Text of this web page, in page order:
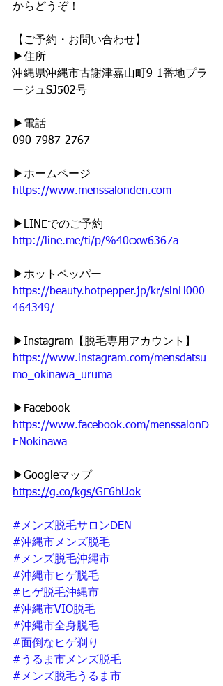
からどうぞ！
【ご予約・お問い合わせ】
▶︎住所
沖縄県沖縄市古謝津嘉山町9-1番地プラ
ージュSJ502号
▶︎電話
090-7987-2767
▶︎ホームページ
https://www.menssalonden.com
▶︎LINEでのご予約
http://line.me/ti/p/%40cxw6367a
▶︎ホットペッパー
https://beauty.hotpepper.jp/kr/slnH000
464349/
▶︎Instagram【脱毛専用アカウント】
https://www.instagram.com/mensdatsu
mo_okinawa_uruma
▶︎Facebook
https://www.facebook.com/menssalonD
ENokinawa
▶︎Googleマップ
https://g.co/kgs/GF6hUok
#メンズ脱毛サロンDEN
#沖縄市メンズ脱毛
#メンズ脱毛沖縄市
#沖縄市ヒゲ脱毛
#ヒゲ脱毛沖縄市
#沖縄市VIO脱毛
#沖縄市全身脱毛
#面倒なヒゲ剃り
#うるま市メンズ脱毛
#メンズ脱毛うるま市